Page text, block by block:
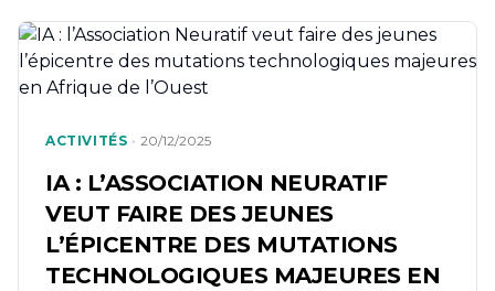
ACTIVITÉS • 20/12/2025
IA : L’ASSOCIATION NEURATIF
VEUT FAIRE DES JEUNES
L’ÉPICENTRE DES MUTATIONS
TECHNOLOGIQUES MAJEURES EN